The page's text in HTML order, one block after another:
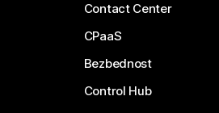
Contact Center
CPaaS
Bezbednost
Control Hub